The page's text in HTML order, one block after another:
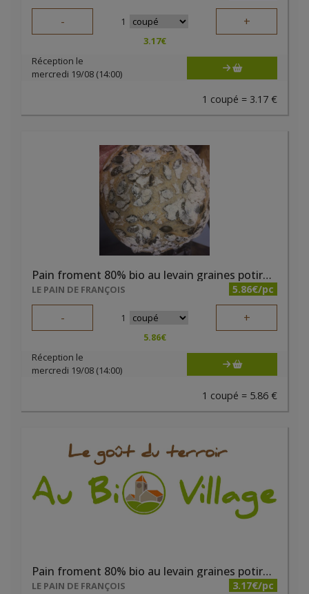
- 1 +
3.17€
Réception le
mercredi 19/08 (14:00)
1 coupé = 3.17 €
Pain froment 80% bio au levain graines potiron 800g
LE PAIN DE FRANÇOIS 5.86€/pc
- 1 +
5.86€
Réception le
mercredi 19/08 (14:00)
1 coupé = 5.86 €
Pain froment 80% bio au levain graines potiron tournesol sésame 400g
LE PAIN DE FRANÇOIS 3.17€/pc